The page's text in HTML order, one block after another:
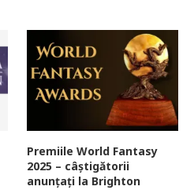
Premiile World Fantasy
2025 – câștigătorii
anunțați la Brighton